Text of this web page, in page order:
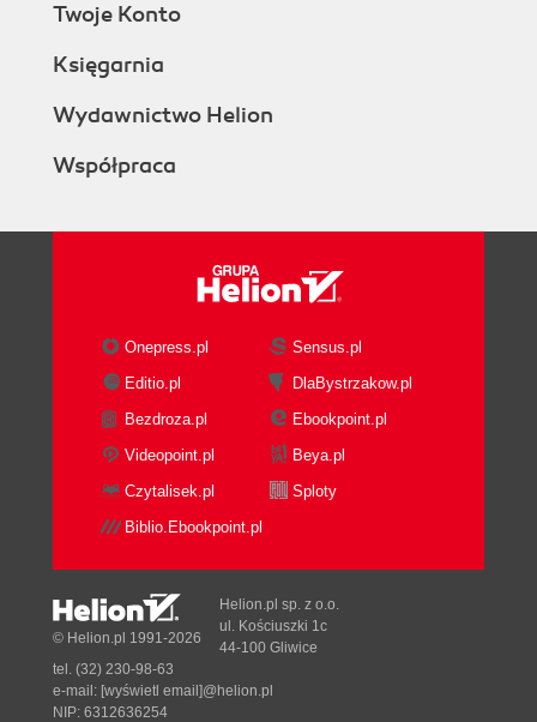
Twoje Konto
Księgarnia
Wydawnictwo Helion
Współpraca
Onepress.pl
Sensus.pl
Editio.pl
DlaBystrzakow.pl
Bezdroza.pl
Ebookpoint.pl
Videopoint.pl
Beya.pl
Czytalisek.pl
Sploty
Biblio.Ebookpoint.pl
© Helion.pl 1991-2026
Helion.pl sp. z o.o.
ul. Kościuszki 1c
44-100 Gliwice
tel. (32) 230-98-63
e-mail: [wyświetl email]@helion.pl
NIP: 6312636254